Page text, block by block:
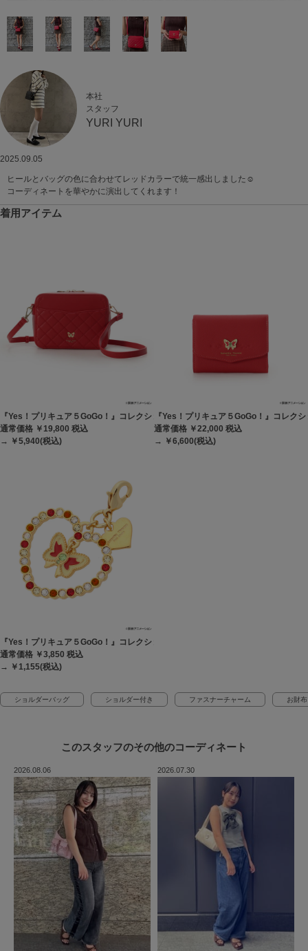
本社
スタッフ
YURI YURI
2025.09.05
ヒールとバッグの色に合わせてレッドカラーで統一感出しました☺︎
コーディネートを華やかに演出してくれます！
着用アイテム
『Yes！プリキュア５GoGo！』コレクション ショルダーバッグ
通常価格 ￥19,800 税込
→ ￥5,940(税込)
『Yes！プリキュア５GoGo！』コレク
通常価格 ￥22,000 税込
→ ￥6,600(税込)
『Yes！プリキュア５GoGo！』コレクション ファスナーチャーム
通常価格 ￥3,850 税込
→ ￥1,155(税込)
ショルダーバッグ ショルダー付き ファスナーチャーム お財布
このスタッフのその他のコーディネート
2026.08.06 2026.07.30